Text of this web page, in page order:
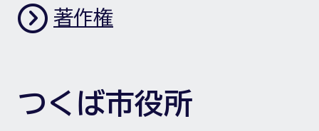
著作権
つくば市役所